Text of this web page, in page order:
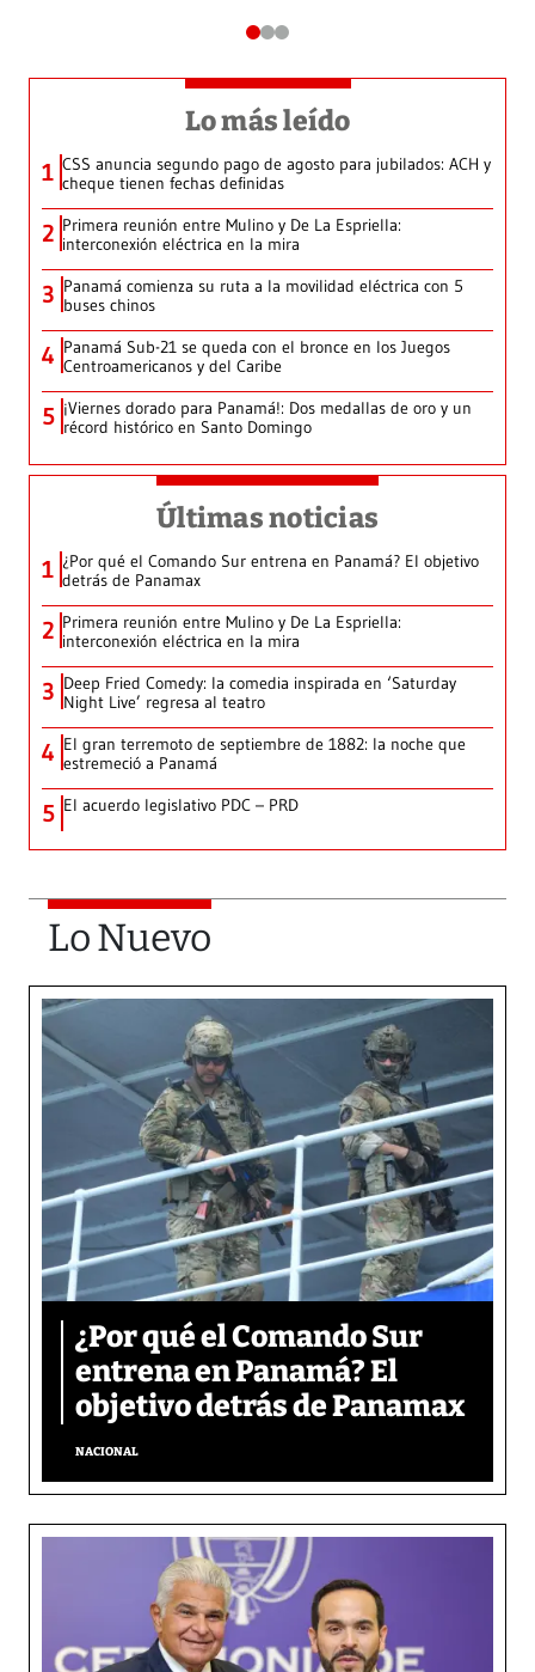
Lo más leído
1 CSS anuncia segundo pago de agosto para jubilados: ACH y
cheque tienen fechas definidas
2 Primera reunión entre Mulino y De La Espriella:
interconexión eléctrica en la mira
3 Panamá comienza su ruta a la movilidad eléctrica con 5
buses chinos
4 Panamá Sub-21 se queda con el bronce en los Juegos
Centroamericanos y del Caribe
5 ¡Viernes dorado para Panamá!: Dos medallas de oro y un
récord histórico en Santo Domingo
Últimas noticias
1 ¿Por qué el Comando Sur entrena en Panamá? El objetivo
detrás de Panamax
2 Primera reunión entre Mulino y De La Espriella:
interconexión eléctrica en la mira
3 Deep Fried Comedy: la comedia inspirada en ‘Saturday
Night Live’ regresa al teatro
4 El gran terremoto de septiembre de 1882: la noche que
estremeció a Panamá
5 El acuerdo legislativo PDC – PRD
Lo Nuevo
¿Por qué el Comando Sur
entrena en Panamá? El
objetivo detrás de Panamax
NACIONAL